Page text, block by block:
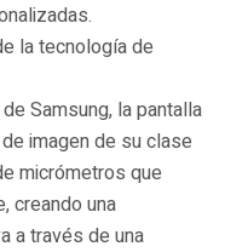
la tecnología de
Samsung, la pantalla
imagen de su clase
micrómetros que
creando una
a través de una